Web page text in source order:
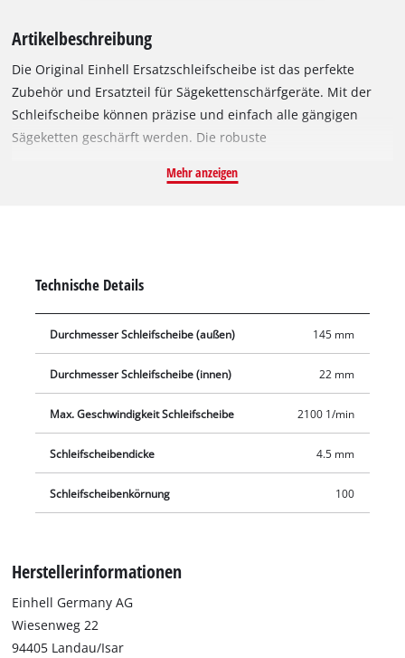
Artikelbeschreibung
Die Original Einhell Ersatzschleifscheibe ist das perfekte
Zubehör und Ersatzteil für Sägekettenschärfgeräte. Mit der
Schleifscheibe können präzise und einfach alle gängigen
Sägeketten geschärft werden. Die robuste
mit dem Einhell Sägekettenschärfgerät GC-CS 235 E. Sie hat
Mehr anzeigen
Technische Details
Durchmesser Schleifscheibe (außen) 145 mm
Durchmesser Schleifscheibe (innen) 22 mm
Max. Geschwindigkeit Schleifscheibe 2100 1/min
Schleifscheibendicke 4.5 mm
Schleifscheibenkörnung 100
Herstellerinformationen
Einhell Germany AG
Wiesenweg 22
94405 Landau/Isar